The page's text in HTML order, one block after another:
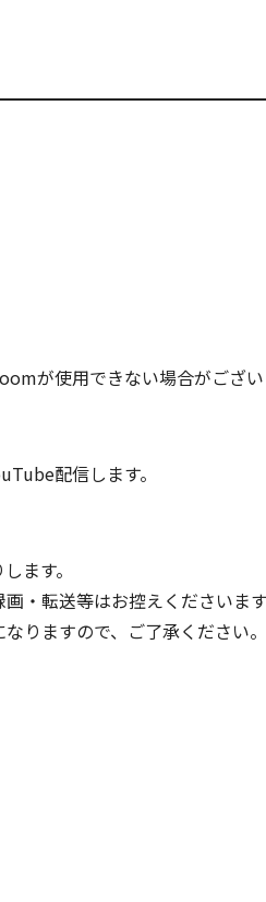
が使用できない場合がござ
配信します。
ます。
・転送等はお控えくださいま
りますので、ご了承ください。